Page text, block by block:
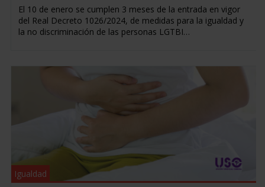
El 10 de enero se cumplen 3 meses de la entrada en vigor
del Real Decreto 1026/2024, de medidas para la igualdad y
la no discriminación de las personas LGTBI…
Igualdad